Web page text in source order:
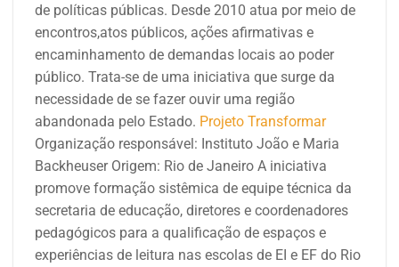
de políticas públicas. Desde 2010 atua por meio de
encontros,atos públicos, ações afirmativas e
encaminhamento de demandas locais ao poder
público. Trata-se de uma iniciativa que surge da
necessidade de se fazer ouvir uma região
abandonada pelo Estado. Projeto Transformar
Organização responsável: Instituto João e Maria
Backheuser Origem: Rio de Janeiro A iniciativa
promove formação sistêmica de equipe técnica da
secretaria de educação, diretores e coordenadores
pedagógicos para a qualificação de espaços e
experiências de leitura nas escolas de EI e EF do Rio